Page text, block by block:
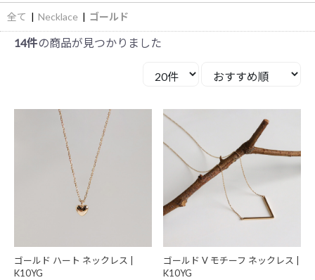
全て | Necklace | ゴールド
14件の商品が見つかりました
ゴールド ハート ネックレス |
K10YG
ゴールド V モチーフ ネックレス |
K10YG